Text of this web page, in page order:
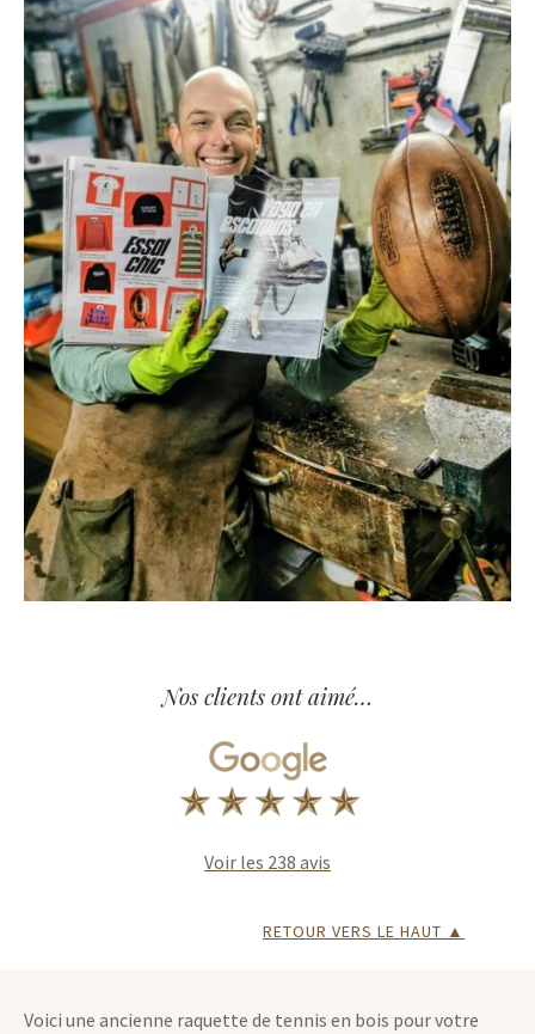
Nos clients ont aimé…
Voir les 238 avis
RETOUR VERS LE HAUT ▲
Voici une ancienne raquette de tennis en bois pour votre